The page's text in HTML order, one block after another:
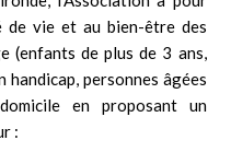
vie et au bien-être des
(enfants de plus de 3 ans,
handicap, personnes âgées
en proposant un
: